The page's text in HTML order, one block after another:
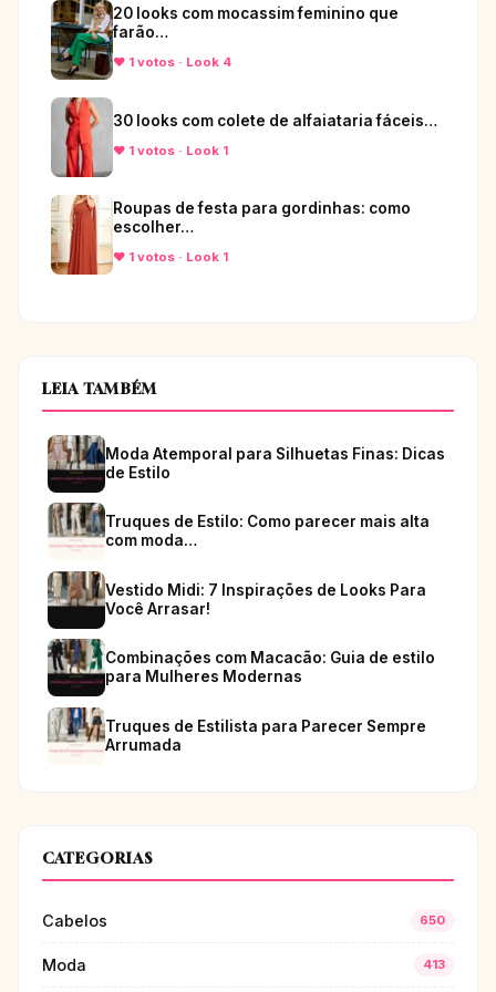
20 looks com mocassim feminino que
farão…
♥ 1 votos · Look 4
30 looks com colete de alfaiataria fáceis…
♥ 1 votos · Look 1
Roupas de festa para gordinhas: como
escolher…
♥ 1 votos · Look 1
LEIA TAMBÉM
Moda Atemporal para Silhuetas Finas: Dicas
de Estilo
Truques de Estilo: Como parecer mais alta
com moda…
Vestido Midi: 7 Inspirações de Looks Para
Você Arrasar!
Combinações com Macacão: Guia de estilo
para Mulheres Modernas
Truques de Estilista para Parecer Sempre
Arrumada
CATEGORIAS
Cabelos 650
Moda 413